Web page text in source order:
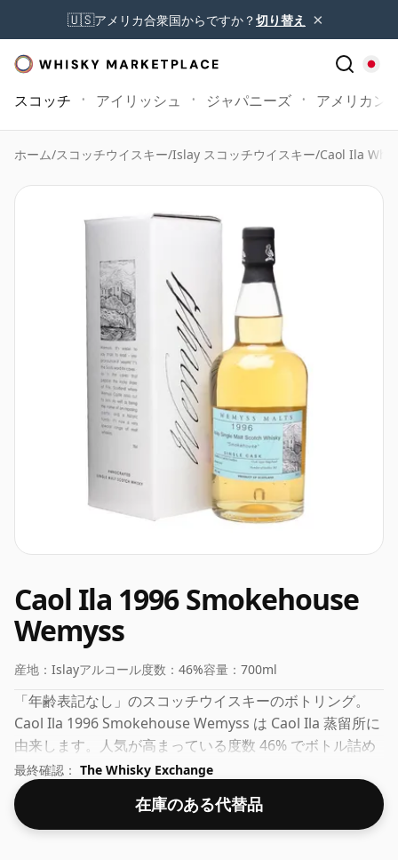
🇺🇸アメリカ合衆国からですか？切り替え ×
スコッチ アイリッシュ ジャパニーズ アメリカン
ホーム/スコッチウイスキー/Islay スコッチウイスキー/Caol Ila
Caol Ila 1996 Smokehouse
Wemyss
産地： Islayアルコール度数： 46%容量： 700ml
「年齢表記なし」のスコッチウイスキーのボトリング。
Caol Ila 1996 Smokehouse Wemyss は Caol Ila 蒸留所に
由来します。人気が高まっている度数 46% でボトル詰め
されており、飲み応えのあるアルコール度数です。
最終確認： The Whisky Exchange
在庫のある代替品